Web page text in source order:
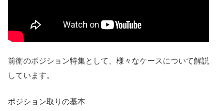
前衛のポジション特集として、様々なケースについて解説
しています。
ポジション取りの基本